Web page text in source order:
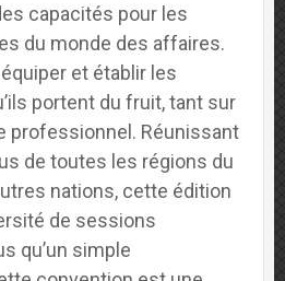
capacités pour les
du monde des affaires.
et établir les
portent du fruit, tant sur
professionnel. Réunissant
de toutes les régions du
nations, cette édition
de sessions
qu’un simple